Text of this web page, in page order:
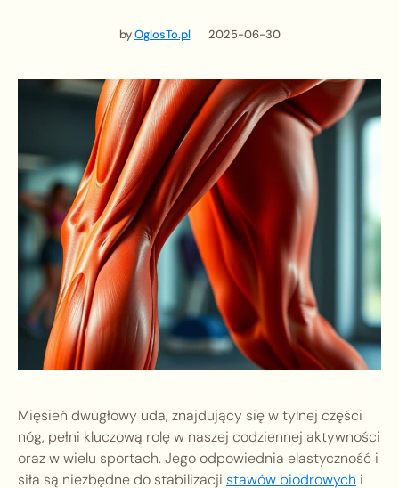
byOglosTo.pl 2025-06-30
Mięsień dwugłowy uda, znajdujący się w tylnej części
nóg, pełni kluczową rolę w naszej codziennej aktywności
oraz w wielu sportach. Jego odpowiednia elastyczność i
siła są niezbędne do stabilizacji stawów biodrowych i